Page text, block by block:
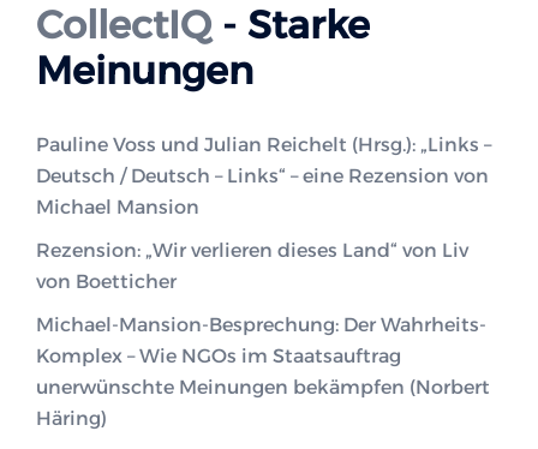
CollectIQ- Starke
Meinungen
Pauline Voss und Julian Reichelt (Hrsg.): „Links –
Deutsch / Deutsch – Links“ – eine Rezension von
Michael Mansion
Rezension: „Wir verlieren dieses Land“ von Liv
von Boetticher
Michael-Mansion-Besprechung: Der Wahrheits-
Komplex – Wie NGOs im Staatsauftrag
unerwünschte Meinungen bekämpfen (Norbert
Häring)